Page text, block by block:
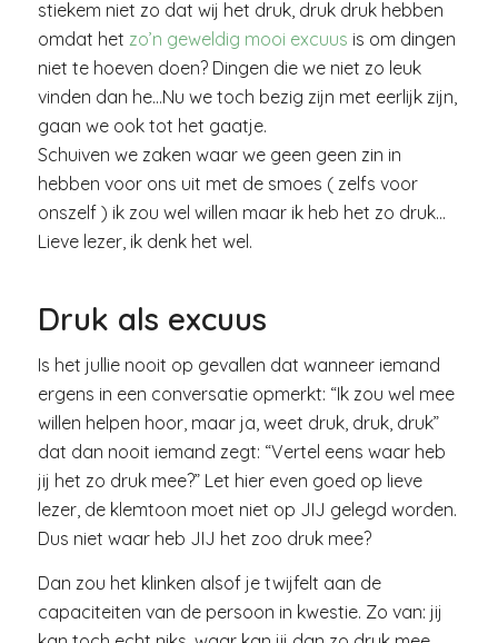
stiekem niet zo dat wij het druk, druk druk hebben
omdat het zo’n geweldig mooi excuus is om dingen
niet te hoeven doen? Dingen die we niet zo leuk
vinden dan he…Nu we toch bezig zijn met eerlijk zijn,
gaan we ook tot het gaatje.
Schuiven we zaken waar we geen geen zin in
hebben voor ons uit met de smoes ( zelfs voor
onszelf ) ik zou wel willen maar ik heb het zo druk…
Lieve lezer, ik denk het wel.
Druk als excuus
Is het jullie nooit op gevallen dat wanneer iemand
ergens in een conversatie opmerkt: “Ik zou wel mee
willen helpen hoor, maar ja, weet druk, druk, druk”
dat dan nooit iemand zegt: “Vertel eens waar heb
jij het zo druk mee?” Let hier even goed op lieve
lezer, de klemtoon moet niet op JIJ gelegd worden.
Dus niet waar heb JIJ het zoo druk mee?
Dan zou het klinken alsof je twijfelt aan de
capaciteiten van de persoon in kwestie. Zo van: jij